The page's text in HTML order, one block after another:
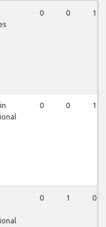
0 0 1
0 0 1
0 1 0